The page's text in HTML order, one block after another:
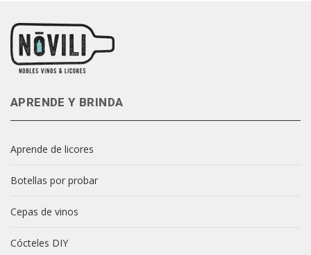
APRENDE Y BRINDA
Aprende de licores
Botellas por probar
Cepas de vinos
Cócteles DIY